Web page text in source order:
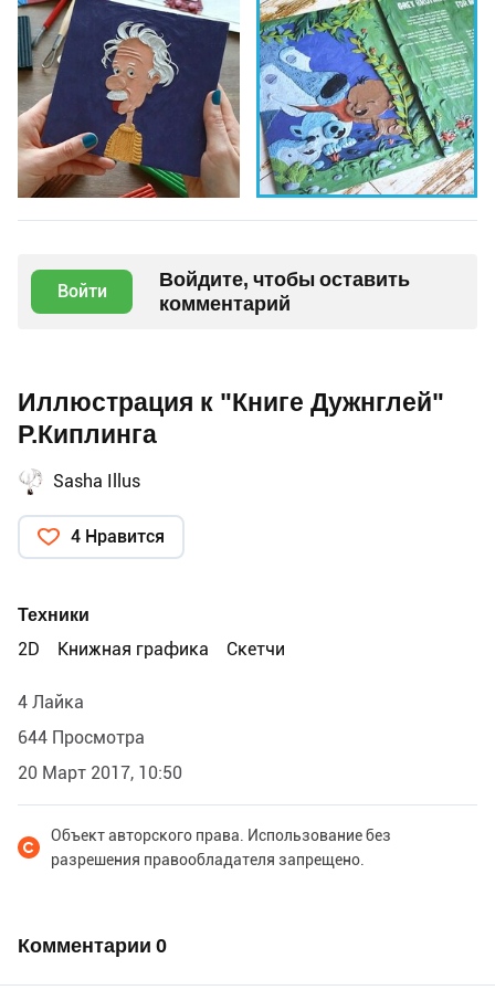
Войти
Войдите, чтобы оставить
комментарий
Иллюстрация к "Книге Дужнглей"
Р.Киплинга
Sasha Illus
4 Нравится
Техники
2D
Книжная графика Скетчи
4 Лайка
644 Просмотра
20 Март 2017, 10:50
Объект авторского права. Использование без
разрешения правообладателя запрещено.
Комментарии 0